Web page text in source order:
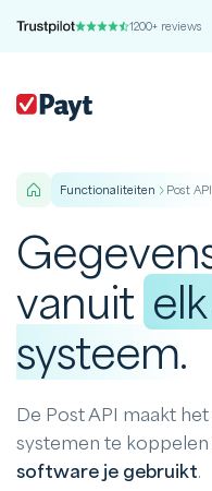
1200+ reviews
functionaliteiten Post API
vanuit
systeem.
De Post API maakt
systemen te koppelen
software je gebruikt.